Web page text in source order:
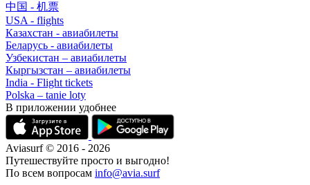
中国 - 机票
USA - flights
Казахстан - авиабилеты
Беларусь - авиабилеты
Узбекистан – авиабилеты
Кыргызстан – авиабилеты
India - Flight tickets
Polska – tanie loty
В приложении удобнее
Aviasurf © 2016 - 2026
Путешествуйте просто и выгодно!
По всем вопросам info@avia.surf